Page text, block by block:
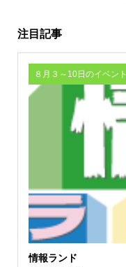
注目記事
８月３～10日のイベント
情報ランド